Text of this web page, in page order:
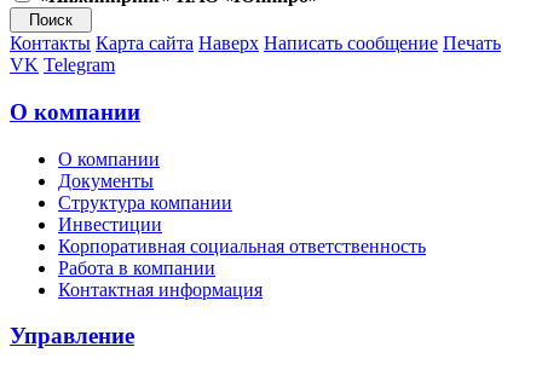
Контакты Карта сайта Наверх Написать сообщение Печать
VK Telegram
О компании
О компании
Документы
Структура компании
Инвестиции
Корпоративная социальная ответственность
Работа в компании
Контактная информация
Управление